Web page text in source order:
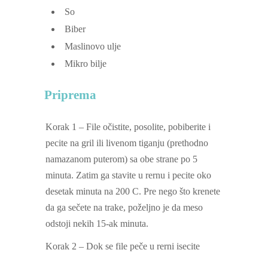
So
Biber
Maslinovo ulje
Mikro bilje
Priprema
Korak 1 – File očistite, posolite, pobiberite i
pecite na gril ili livenom tiganju (prethodno
namazanom puterom) sa obe strane po 5
minuta. Zatim ga stavite u rernu i pecite oko
desetak minuta na 200 C. Pre nego što krenete
da ga sečete na trake, poželjno je da meso
odstoji nekih 15-ak minuta.
Korak 2 – Dok se file peče u rerni isecite